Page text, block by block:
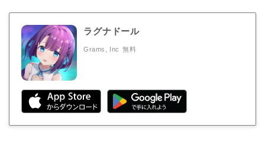
ラグナドール
Grams, Inc 無料